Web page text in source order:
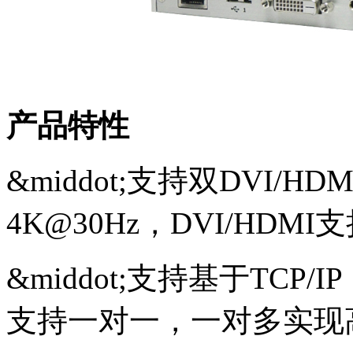
产品特性
&middot;支持双DVI/
4K@30Hz，DVI/HDMI支
&middot;支持基于TCP/
支持一对一，一对多实